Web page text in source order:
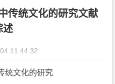
传统文化的研究文献
述
11:44:32
统文化的研究